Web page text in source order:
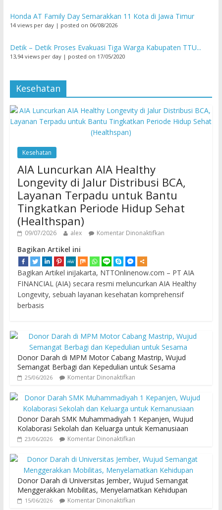
Honda AT Family Day Semarakkan 11 Kota di Jawa Timur
14 views per day| posted on 06/08/2026
Detik – Detik Proses Evakuasi Tiga Warga Kabupaten TTU...
13,94 views per day| posted on 17/05/2020
Kesehatan
Kesehatan
AIA Luncurkan AIA Healthy
Longevity di Jalur Distribusi BCA,
Layanan Terpadu untuk Bantu
Tingkatkan Periode Hidup Sehat
(Healthspan)
09/07/2026 alex Komentar Dinonaktifkan
Bagikan Artikel ini
Bagikan Artikel iniJakarta, NTTOnlinenow.com – PT AIA
FINANCIAL (AIA) secara resmi meluncurkan AIA Healthy
Longevity, sebuah layanan kesehatan komprehensif
berbasis
Donor Darah di MPM Motor Cabang Mastrip, Wujud
Semangat Berbagi dan Kepedulian untuk Sesama
25/06/2026 Komentar Dinonaktifkan
Donor Darah SMK Muhammadiyah 1 Kepanjen, Wujud
Kolaborasi Sekolah dan Keluarga untuk Kemanusiaan
23/06/2026 Komentar Dinonaktifkan
Donor Darah di Universitas Jember, Wujud Semangat
Menggerakkan Mobilitas, Menyelamatkan Kehidupan
15/06/2026 Komentar Dinonaktifkan